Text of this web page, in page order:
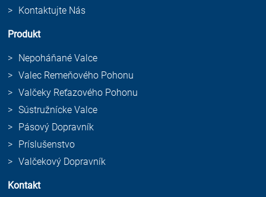
Kontaktujte Nás
Produkt
Nepoháňané Valce
Valec Remeňového Pohonu
Valčeky Reťazového Pohonu
Sústružnícke Valce
Pásový Dopravník
Príslušenstvo
Valčekový Dopravník
Kontakt